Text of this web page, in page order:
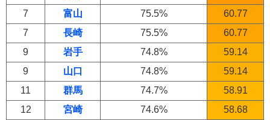
7
富山 75.5%
60.77
7
長崎 75.5%
60.77
9
岩手 74.8%
59.14
9
山口 74.8%
59.14
11
群馬 74.7%
58.91
12
宮崎 74.6%
58.68